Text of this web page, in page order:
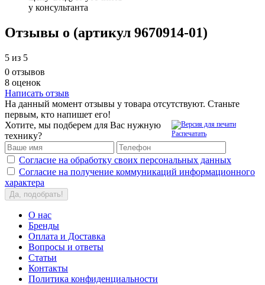
у консультанта
Отзывы о (артикул 9670914-01)
5 из 5
0 отзывов
8 оценок
Написать отзыв
На данный момент отзывы у товара отсутствуют. Станьте
первым, кто напишет его!
Распечатать
Хотите, мы подберем для Вас нужную
технику?
Согласие на обработку своих персональных данных
Согласие на получение коммуникаций информационного
характера
Да, подобрать!
О нас
Бренды
Оплата и Доставка
Вопросы и ответы
Статьи
Контакты
Политика конфиденциальности